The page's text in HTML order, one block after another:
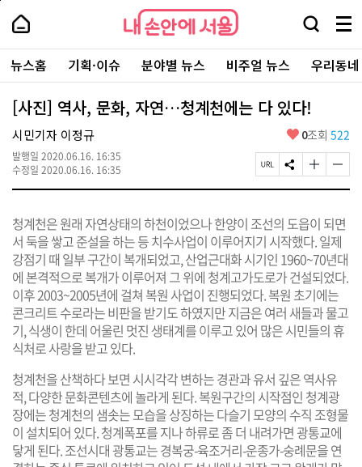
본
로
가
내
손
안
에
서
울
-
서
울
시
대
표
소
포
털
내
손
에
울
검
창
열
기
메
뉴
전
체
보
주
요
서
뉴스홈 기획·이슈 분야별 뉴스 비주얼 뉴스 우리동
[사진] 역사, 문화, 자연…청계천에는 다 있다!
시민기자 이정규
발행일 2020.06.16. 16:35
수정일 2020.06.16. 16:35
좋
요
0조회 522
페
이
R
L
복
사
S
N
유
하
기
글
자
크
게
변
경
하
기
글
자
작
게
변
경
하
기
청계천은 원래 자연상태의 하천이었으나 한양이 조선의 도읍이 되면
서 둑을 쌓고 준설을 하는 등 치수사업이 이루어지기 시작했다. 일제
강점기 때 일부 구간이 복개되었고, 산업근대화 시기인 1960~70년대
에 본격적으로 복개가 이루어져 그 위에 청계고가도로가 건설되었다.
이후 2003~2005년에 걸쳐 복원 사업이 진행되었다. 복원 초기에는
콘크리트 수로라는 비판을 받기도 하였지만 지금은 여러 새들과 물고
기, 식생이 한데 어울린 멋진 생태계를 이루고 있어 많은 시민들의 휴
식처로 사랑을 받고 있다.
청계천을 산책하다 보면 시시각각 변하는 경관과 유서 깊은 역사유
적, 다양한 문화콘텐츠에 놀라게 된다. 복원구간의 시작점인 청계광
장에는 청계천의 샘솟는 모습을 상징하는 다슬기 모양의 수직 조형물
이 설치되어 있다. 청계폭포를 지나 하류로 좀 더 내려가면 광통교에
닿게 된다. 조선시대 광통교는 경복궁-육조거리-운종가-숭례문을 연
페
상
단
로